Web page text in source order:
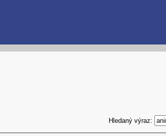
Hledaný výraz: